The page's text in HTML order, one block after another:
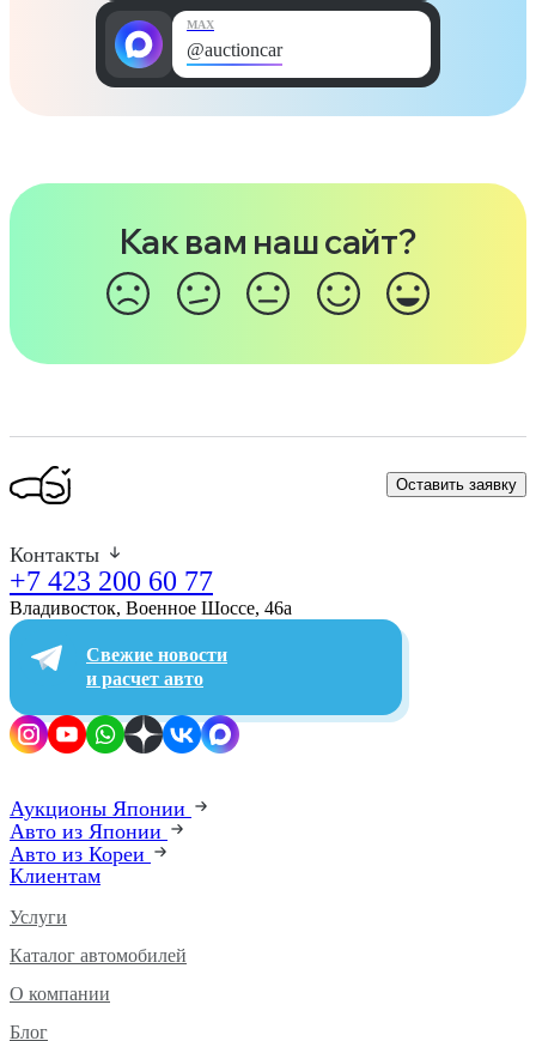
MAX
@auctioncar
Как вам наш сайт?
Оставить заявку
Контакты
+7 423 200 60 77
Владивосток, Военное Шоссе, 46а​
Свежие новости
и расчет авто
Аукционы Японии
Авто из Японии
Авто из Кореи
Клиентам
Услуги
Каталог автомобилей
О компании
Блог